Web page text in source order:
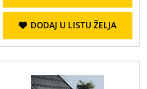
DODAJ U LISTU ŽELJA